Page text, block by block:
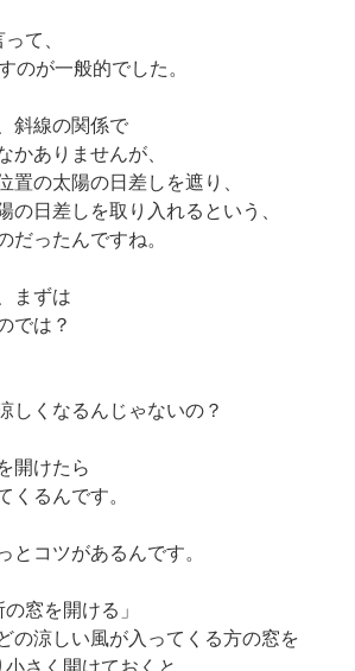
て、
のが一般的でした。
斜線の関係で
かありませんが、
置の太陽の日差しを遮り、
の日差しを取り入れるという、
だったんですね。
まずは
では？
しくなるんじゃないの？
開けたら
くるんです。
とコツがあるんです。
窓を開ける」
の涼しい風が入ってくる方の窓を